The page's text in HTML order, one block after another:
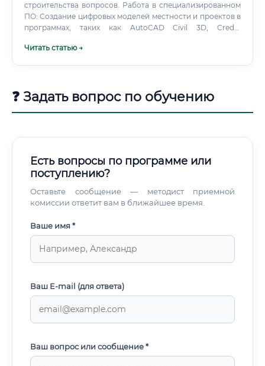
строительства вопросов. Работа в специализированном
ПО: Создание цифровых моделей местности и проектов в
программах, таких как AutoCAD Civil 3D, Credo,
платы: от стажера до ведущего специалиста Уровень
Читать статью →
❓ Задать вопрос по обучению
Есть вопросы по программе или
поступлению?
Оставьте сообщение — методист приемной
комиссии ответит вам в ближайшее время.
Ваше имя *
Ваш E-mail (для ответа)
Ваш вопрос или сообщение *